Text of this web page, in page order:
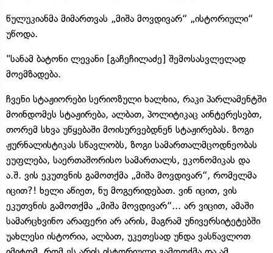
წულუკიანმა მიმართვას „მიშა მოვდივარ“ „ისტორიული“
უწოდა.
"სანამ ბატონი ლევანი [გაჩეჩილაძე] შემოსასვლელად
მოემზადება.
ჩვენი სტაჟიორები სერიოზული ხალხია, რაკი პარლამენტში
მოინდომეს სტაჟირება, ალბათ, პოლიტიკაც აინტერესებთ,
თორემ სხვა უწყებაში მოისურვებდნენ სტაჟირებას. ზოგი
ჟურნალისტიკას სწავლობს, ზოგი სამართალმცოდნეობას
ეუფლება, საერთაშორისო სამართალს, ეკონომიკას და
ა.შ. ვის ეკუთვნის გამოთქმა „მიშა მოვდივარ“, რომელმა
იცით?! ხელი აწიეთ, ნუ მოგერიდებათ. ვინ იცით, ვის
ეკუთვნის გამოთქმა „მიშა მოვდივარ“... არ ვიცით, ამაში
სამარცხვინო არაფერი არ არის, მაგრამ უნივერსიტეტებში
უახლესი ისტორია, ალბათ, უკეთესად უნდა ვასწავლოთ